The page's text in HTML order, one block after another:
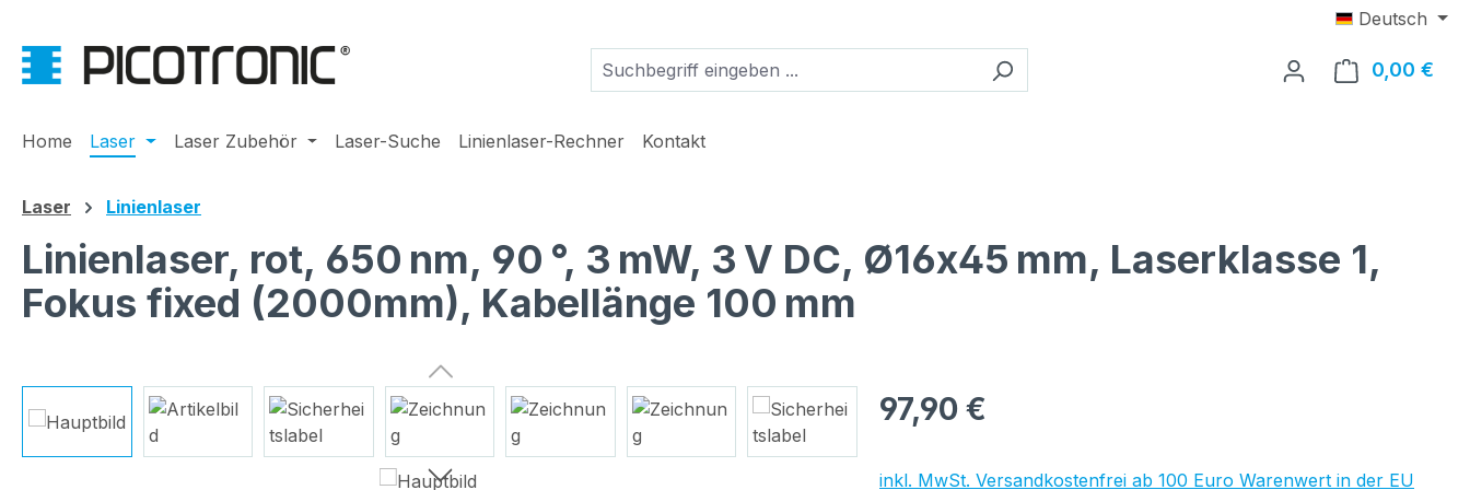
Deutsch
0,00 €
Home Laser Laser Zubehör Laser-Suche Linienlaser-Rechner Kontakt
Laser Linienlaser
Linienlaser, rot, 650 nm, 90 °, 3 mW, 3 V DC, Ø16x45 mm, Laserklasse 1,
Fokus fixed (2000mm), Kabellänge 100 mm
Bildergalerie überspringen Regulärer Preis:
97,90 €
inkl. MwSt. Versandkostenfrei ab 100 Euro Warenwert in der EU